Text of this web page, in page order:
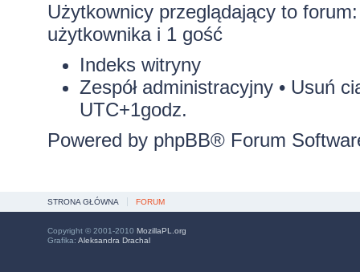
Użytkownicy przeglądający to
użytkownika i 1 gość
Indeks witryny
Zespół administracyjny• Usuń
UTC+1godz.
Powered by phpBB® Forum
STRONA GŁÓWNA FORUM
Copyright © 2001-2010 MozillaPL.org
Grafika: Aleksandra Drachal